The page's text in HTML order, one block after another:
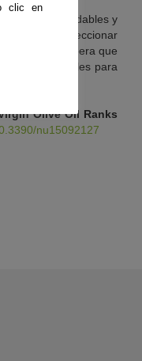
saludables y
para seleccionar
se espera que
saludables para
Olive Oil Ranks
nu15092127
clic en